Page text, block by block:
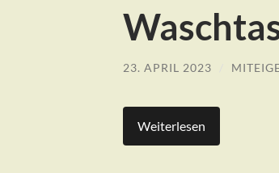
23. APRIL 2023
Weiterlesen